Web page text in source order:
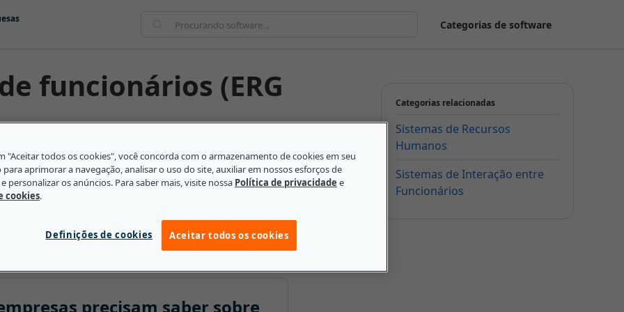
Categorias de software
em inglês) é uma iniciativa liderada por
e impulsionado por um aspecto único ao grupo
e origens comuns e iniciativas sociais. Os ERGs
Ainda assim, eles não são diretamente afiliados
conduzidos por funcionários.
precisam saber sobre
Categorias relacionadas
Sistemas de Recursos
Humanos
Sistemas de Interação entre
Funcionários
"Aceitar todos os cookies", você concorda com o armazenamento de cookies em seu
aprimorar a navegação, analisar o uso do site, auxiliar em nossos esforços de
personalizar os anúncios. Para saber mais, visite nossa Política de privacidade e
cookies.
Definições de cookies Aceitar todos os cookies